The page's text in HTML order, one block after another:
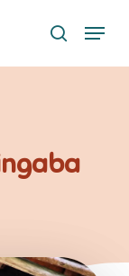
search
Menu